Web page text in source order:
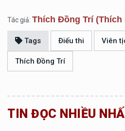
Tác giả: Thích Đồng Trí (Thích
Tags Điếu thi Viên
Thích Đồng Trí
TIN ĐỌC NHIỀU